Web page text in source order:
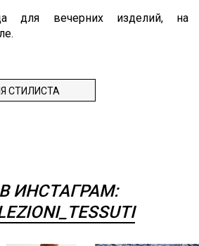
для вечерних изделий, на
СТИЛИСТА
ИНСТАГРАМ: